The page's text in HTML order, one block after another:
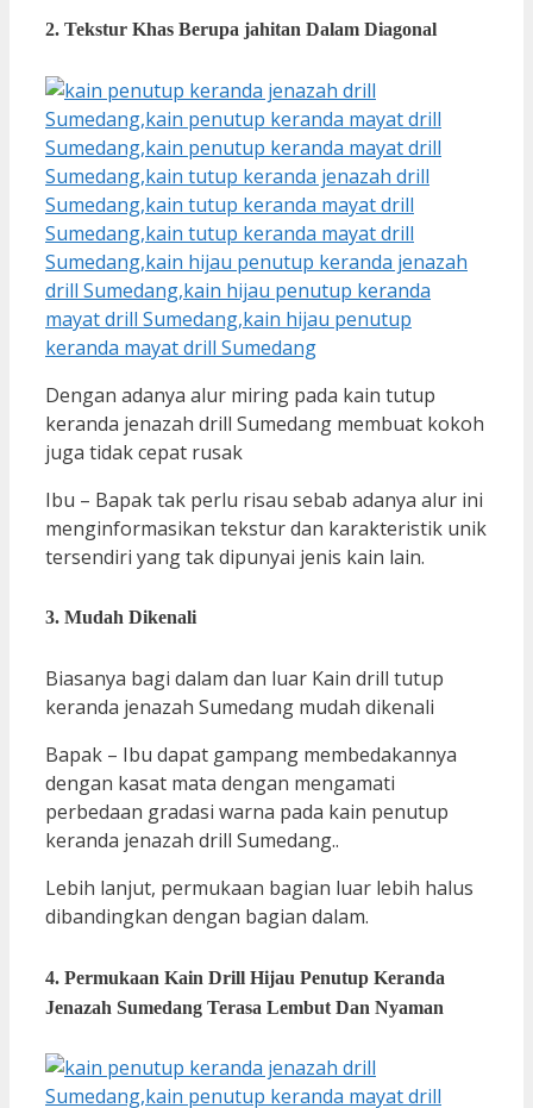
2. Tekstur Khas Berupa jahitan Dalam Diagonal
Dengan adanya alur miring pada kain tutup
keranda jenazah drill Sumedang membuat kokoh
juga tidak cepat rusak
Ibu – Bapak tak perlu risau sebab adanya alur ini
menginformasikan tekstur dan karakteristik unik
tersendiri yang tak dipunyai jenis kain lain.
3. Mudah Dikenali
Biasanya bagi dalam dan luar Kain drill tutup
keranda jenazah Sumedang mudah dikenali
Bapak – Ibu dapat gampang membedakannya
dengan kasat mata dengan mengamati
perbedaan gradasi warna pada kain penutup
keranda jenazah drill Sumedang..
Lebih lanjut, permukaan bagian luar lebih halus
dibandingkan dengan bagian dalam.
4. Permukaan Kain Drill Hijau Penutup Keranda
Jenazah Sumedang Terasa Lembut Dan Nyaman